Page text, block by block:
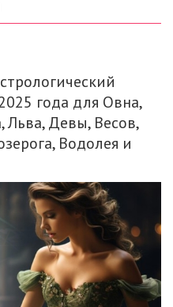
года для Овна,
Льва, Девы, Весов,
Водолея и